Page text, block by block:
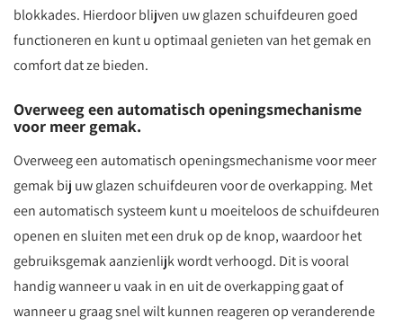
blokkades. Hierdoor blijven uw glazen schuifdeuren goed
functioneren en kunt u optimaal genieten van het gemak en
comfort dat ze bieden.
Overweeg een automatisch openingsmechanisme
voor meer gemak.
Overweeg een automatisch openingsmechanisme voor meer
gemak bij uw glazen schuifdeuren voor de overkapping. Met
een automatisch systeem kunt u moeiteloos de schuifdeuren
openen en sluiten met een druk op de knop, waardoor het
gebruiksgemak aanzienlijk wordt verhoogd. Dit is vooral
handig wanneer u vaak in en uit de overkapping gaat of
wanneer u graag snel wilt kunnen reageren op veranderende